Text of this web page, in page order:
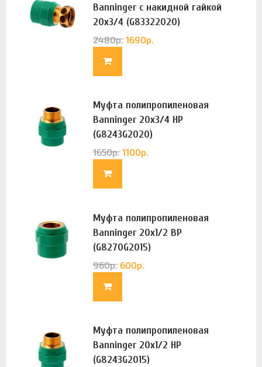
Banninger с накидной гайкой
20х3/4 (G83322020)
2480р. 1690р.
Муфта полипропиленовая
Banninger 20х3/4 НР
(G8243G2020)
1650р. 1100р.
Муфта полипропиленовая
Banninger 20х1/2 ВР
(G8270G2015)
960р. 600р.
Муфта полипропиленовая
Banninger 20х1/2 НР
(G8243G2015)